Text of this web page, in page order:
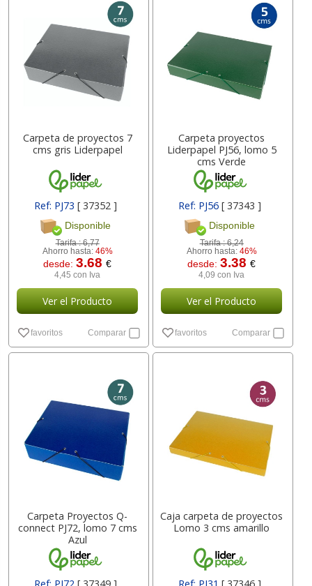
Carpeta de proyectos 7
cms gris Liderpapel
Ref: PJ73 [ 37352 ]
Disponible
Tarifa :6,77
Ahorro hasta: 46%
desde:3.68€
4,45 con Iva
Ver el Producto
favoritos Comparar
Carpeta proyectos
Liderpapel PJ56, lomo 5
cms Verde
Ref: PJ56 [ 37343 ]
Disponible
Tarifa :6,24
Ahorro hasta: 46%
desde:3.38€
4,09 con Iva
Ver el Producto
favoritos Comparar
Carpeta Proyectos Q-
connect PJ72, lomo 7 cms
Azul
Caja carpeta de proyectos
Lomo 3 cms amarillo